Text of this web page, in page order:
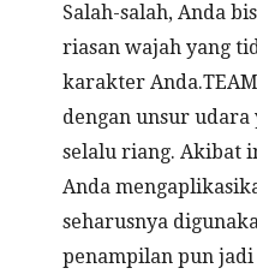
Salah-salah, Anda
riasan wajah yang
karakter
dengan unsur udara
selalu riang. Akibat
Anda
seharusnya
penampilan pun